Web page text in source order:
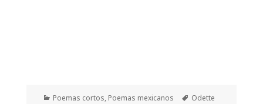
Categorías
Poemas cortos, Poemas mexicanos Etiquetas
Odette